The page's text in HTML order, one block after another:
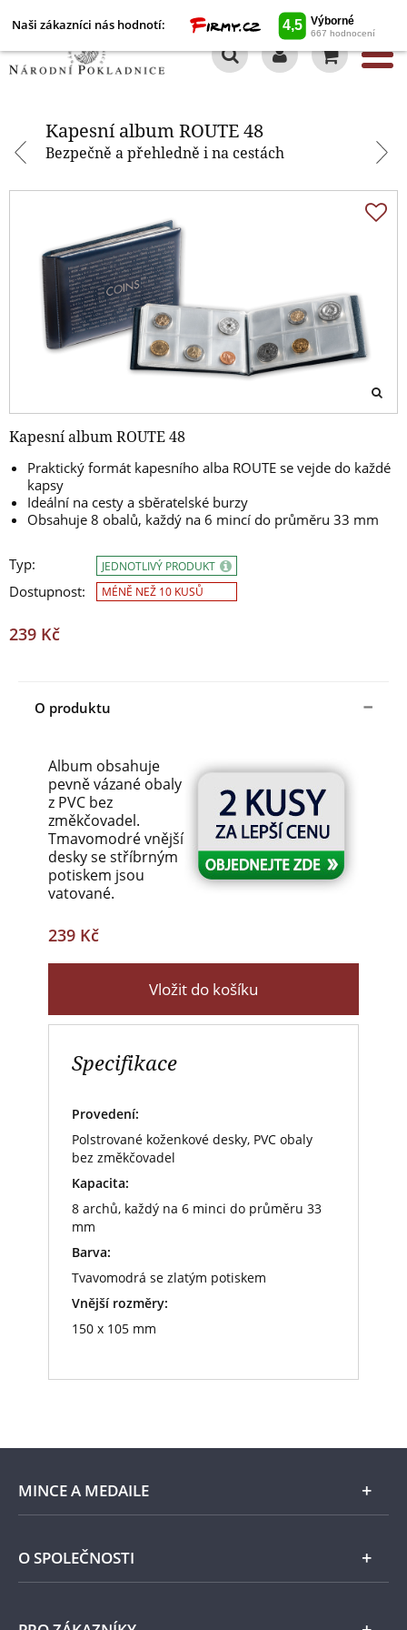
Naši zákazníci nás hodnotí:
Kapesní album ROUTE 48
Bezpečně a přehledně i na cestách
Kapesní album ROUTE 48
Praktický formát kapesního alba ROUTE se vejde do každé
kapsy
Ideální na cesty a sběratelské burzy
Obsahuje 8 obalů, každý na 6 mincí do průměru 33 mm
Typ:
Dostupnost:
JEDNOTLIVÝ PRODUKT
MÉNĚ NEŽ 10 KUSŮ
239 Kč
O produktu
Album obsahuje
pevně vázané obaly
z PVC bez
změkčovadel.
Tmavomodré vnější
desky se stříbrným
potiskem jsou
vatované.
239 Kč
Vložit do košíku
Specifikace
Provedení:
Polstrované koženkové desky, PVC obaly
bez změkčovadel
Kapacita:
8 archů, každý na 6 minci do průměru 33
mm
Barva:
Tvavomodrá se zlatým potiskem
Vnější rozměry:
150 x 105 mm
Kapesní album ROUTE 48
MINCE A MEDAILE
E-shop
O SPOLEČNOSTI
Národní Pokladnice